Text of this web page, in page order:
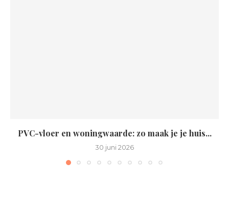
PVC-vloer en woningwaarde: zo maak je je huis...
30 juni 2026